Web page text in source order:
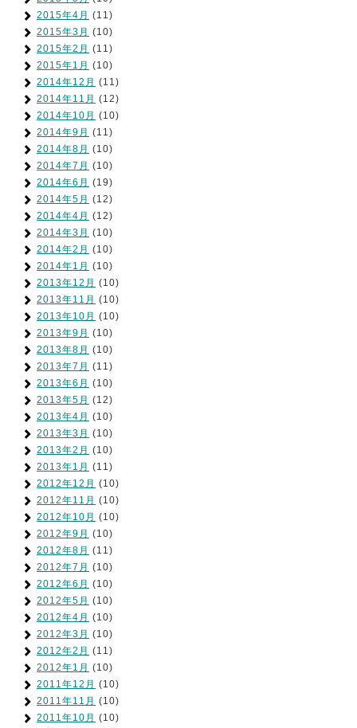
2015年4月 (11)
2015年3月 (10)
2015年2月 (11)
2015年1月 (10)
2014年12月 (11)
2014年11月 (12)
2014年10月 (10)
2014年9月 (11)
2014年8月 (10)
2014年7月 (10)
2014年6月 (19)
2014年5月 (12)
2014年4月 (12)
2014年3月 (10)
2014年2月 (10)
2014年1月 (10)
2013年12月 (10)
2013年11月 (10)
2013年10月 (10)
2013年9月 (10)
2013年8月 (10)
2013年7月 (11)
2013年6月 (10)
2013年5月 (12)
2013年4月 (10)
2013年3月 (10)
2013年2月 (10)
2013年1月 (11)
2012年12月 (10)
2012年11月 (10)
2012年10月 (10)
2012年9月 (10)
2012年8月 (11)
2012年7月 (10)
2012年6月 (10)
2012年5月 (10)
2012年4月 (10)
2012年3月 (10)
2012年2月 (11)
2012年1月 (10)
2011年12月 (10)
2011年11月 (10)
2011年10月 (10)